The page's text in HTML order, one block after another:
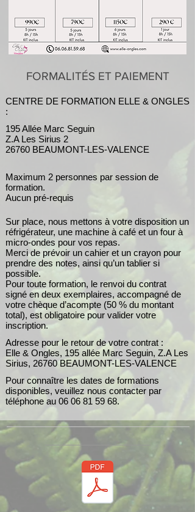
FORMALITÉS ET PAIEMENT
CENTRE DE FORMATION ELLE & ONGLES
:
195 Allée Marc Seguin
Z.A Les Sirius 2
26760 BEAUMONT-LES-VALENCE
Maximum 2 personnes par session de
formation.
​Aucun pré-requis
Sur place, nous mettons à votre disposition un
réfrigérateur, une machine à café et un four à
micro-ondes pour vos repas.
Merci de prévoir un cahier et un crayon pour
prendre des notes, ainsi qu’un tablier si
possible.
Pour toute formation, le renvoi du contrat
signé en deux exemplaires, accompagné de
votre chèque d’acompte (50 % du montant
total), est obligatoire pour valider votre
inscription.
Adresse pour le retour de votre contrat :
Elle & Ongles, 195 allée Marc Seguin, Z.A Les
Sirius, 26760 BEAUMONT-LES-VALENCE
Pour connaître les dates de formations
disponibles, veuillez nous contacter par
téléphone au 06 06 81 59 68.